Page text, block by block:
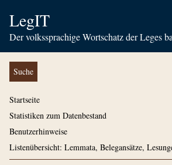
LegIT
Der volkssprachige Wortschatz der Leges
Suche
Startseite
Statistiken zum Datenbestand
Benutzerhinweise
Listenübersicht: Lemmata, Belegansätze,